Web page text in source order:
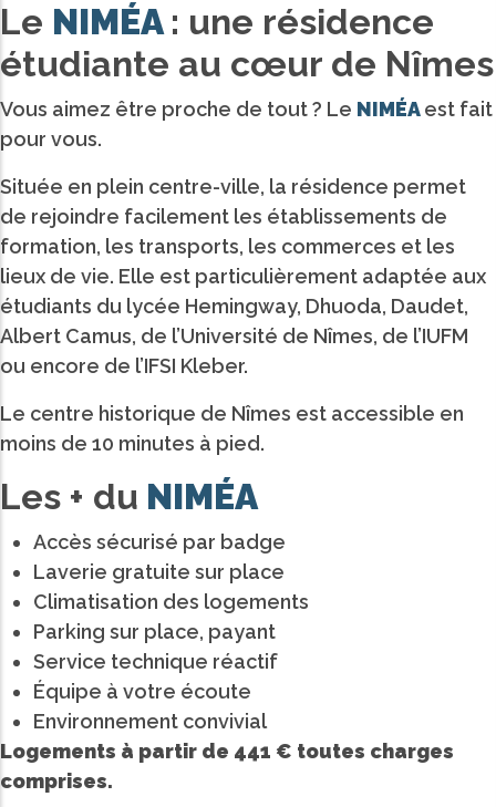
Le NIMÉA : une résidence
étudiante au cœur de Nîmes
Vous aimez être proche de tout ? Le NIMÉAest fait
pour vous.
Située en plein centre-ville, la résidence permet
de rejoindre facilement les établissements de
formation, les transports, les commerces et les
lieux de vie. Elle est particulièrement adaptée aux
étudiants du lycée Hemingway, Dhuoda, Daudet,
Albert Camus, de l’Université de Nîmes, de l’IUFM
ou encore de l’IFSI Kleber.
Le centre historique de Nîmes est accessible en
moins de 10 minutes à pied.
Les + du NIMÉA
Accès sécurisé par badge
Laverie gratuite sur place
Climatisation des logements
Parking sur place, payant
Service technique réactif
Équipe à votre écoute
Environnement convivial
Logements à partir de 441 € toutes charges
comprises.